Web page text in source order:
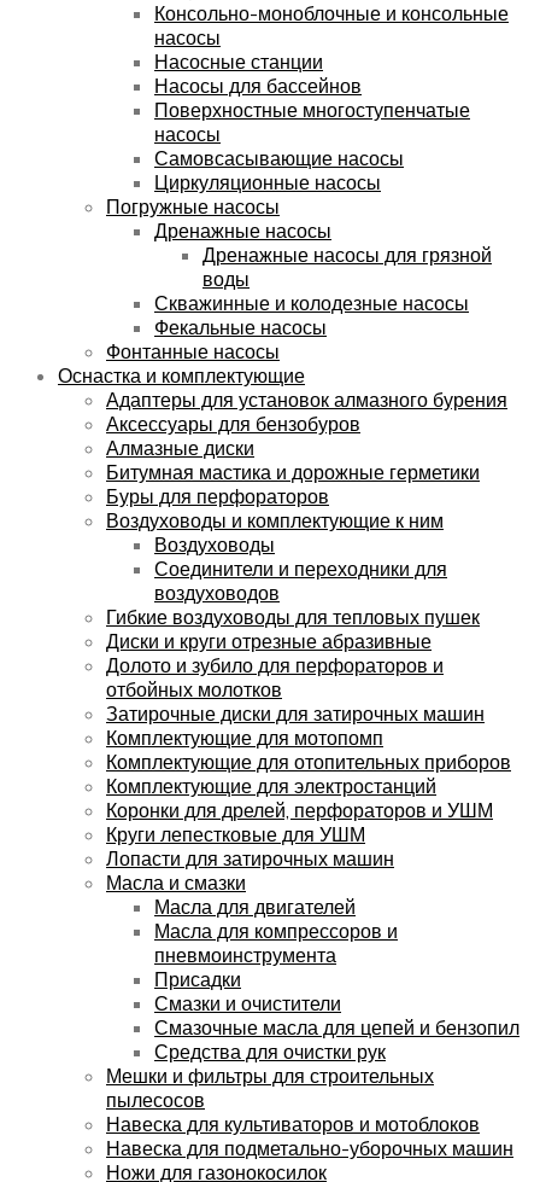
Консольно-моноблочные и консольные
насосы
Насосные станции
Насосы для бассейнов
Поверхностные многоступенчатые
насосы
Самовсасывающие насосы
Циркуляционные насосы
Погружные насосы
Дренажные насосы
Дренажные насосы для грязной
воды
Скважинные и колодезные насосы
Фекальные насосы
Фонтанные насосы
Оснастка и комплектующие
Адаптеры для установок алмазного бурения
Аксессуары для бензобуров
Алмазные диски
Битумная мастика и дорожные герметики
Буры для перфораторов
Воздуховоды и комплектующие к ним
Воздуховоды
Соединители и переходники для
воздуховодов
Гибкие воздуховоды для тепловых пушек
Диски и круги отрезные абразивные
Долото и зубило для перфораторов и
отбойных молотков
Затирочные диски для затирочных машин
Комплектующие для мотопомп
Комплектующие для отопительных приборов
Комплектующие для электростанций
Коронки для дрелей, перфораторов и УШМ
Круги лепестковые для УШМ
Лопасти для затирочных машин
Масла и смазки
Масла для двигателей
Масла для компрессоров и
пневмоинструмента
Присадки
Смазки и очистители
Смазочные масла для цепей и бензопил
Средства для очистки рук
Мешки и фильтры для строительных
пылесосов
Навеска для культиваторов и мотоблоков
Навеска для подметально-уборочных машин
Ножи для газонокосилок